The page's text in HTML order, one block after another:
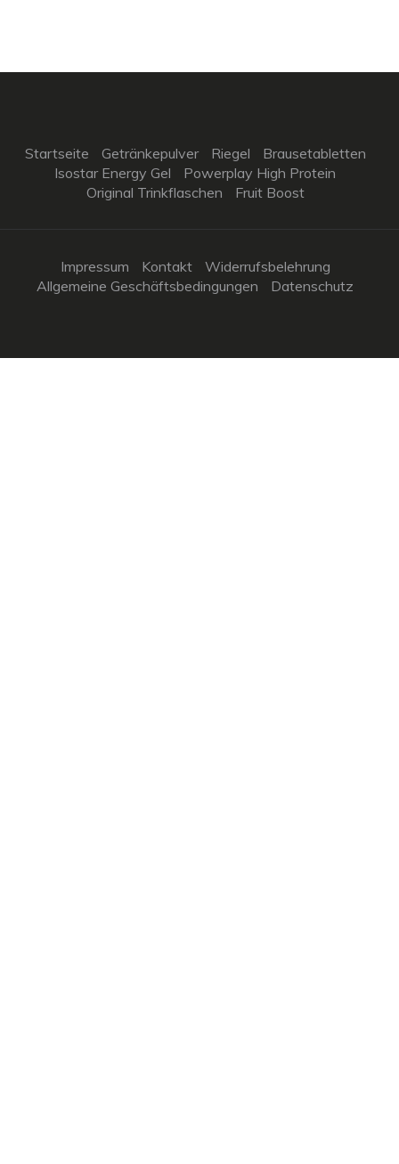
Startseite Getränkepulver Riegel
Brausetabletten
Isostar Energy Gel
Powerplay High Protein
Original Trinkflaschen
Fruit Boost
Impressum Kontakt
Widerrufsbelehrung
Allgemeine Geschäftsbedingungen
Datenschutz